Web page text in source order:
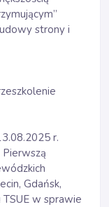
strony i
r.
Gdańsk,
w sprawie